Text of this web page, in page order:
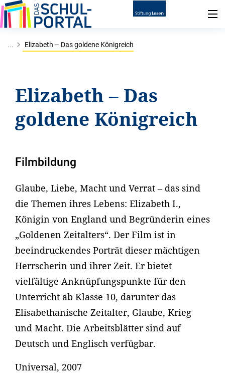
... Elizabeth – Das goldene Königreich
Elizabeth – Das
goldene Königreich
Filmbildung
Glaube, Liebe, Macht und Verrat – das sind
die Themen ihres Lebens: Elizabeth I.,
Königin von England und Begründerin eines
„Goldenen Zeitalters“. Der Film ist in
beeindruckendes Porträt dieser mächtigen
Herrscherin und ihrer Zeit. Er bietet
vielfältige Anknüpfungspunkte für den
Unterricht ab Klasse 10, darunter das
Elisabethanische Zeitalter, Glaube, Krieg
und Macht. Die Arbeitsblätter sind auf
Deutsch und Englisch verfügbar.
Universal, 2007